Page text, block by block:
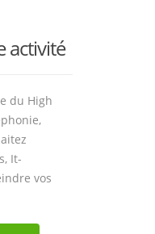
activité
du High
It-
vos